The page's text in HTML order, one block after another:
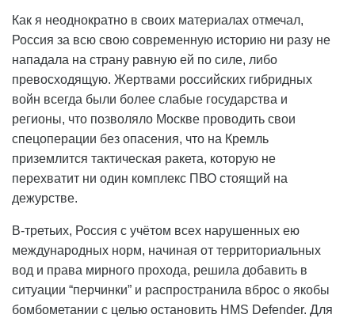
Как я неоднократно в своих материалах отмечал,
Россия за всю свою современную историю ни разу не
нападала на страну равную ей по силе, либо
превосходящую. Жертвами российских гибридных
войн всегда были более слабые государства и
регионы, что позволяло Москве проводить свои
спецоперации без опасения, что на Кремль
приземлится тактическая ракета, которую не
перехватит ни один комплекс ПВО стоящий на
дежурстве.
В-третьих, Россия с учётом всех нарушенных ею
международных норм, начиная от территориальных
вод и права мирного прохода, решила добавить в
ситуации “перчинки” и распространила вброс о якобы
бомбометании с целью остановить HMS Defender. Для